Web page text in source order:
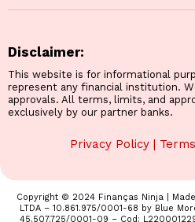
Disclaimer:
This website is for informational
represent any financial institution.
approvals. All terms, limits, and
exclusively by our partner banks.
Privacy Policy |
Copyright © 2024 Finanças Ninja |
LTDA – 10.861.975/0001-68 by Blue
45.507.725/0001-09 – Cod: